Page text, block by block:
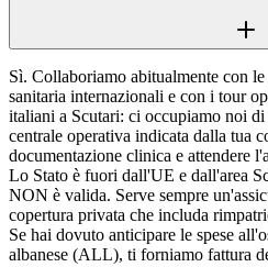
Sì. Collaboriamo abitualmente con
sanitaria internazionali e con i tour
italiani a Scutari: ci occupiamo noi
centrale operativa indicata dalla tua
documentazione clinica e attendere
Lo Stato è fuori dall'UE e dall'area
NON è valida. Serve sempre
copertura privata che includa
Se hai dovuto anticipare le spese
albanese (ALL), ti forniamo fattura